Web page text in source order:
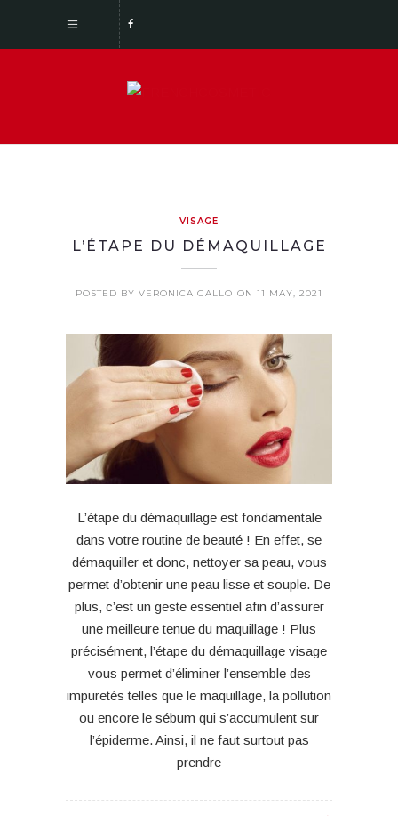
VISAGE
L’ÉTAPE DU DÉMAQUILLAGE
POSTED BY VERONICA GALLO ON 11 MAY, 2021
L’étape du démaquillage est fondamentale
dans votre routine de beauté ! En effet, se
démaquiller et donc, nettoyer sa peau, vous
permet d’obtenir une peau lisse et souple. De
plus, c’est un geste essentiel afin d’assurer
une meilleure tenue du maquillage ! Plus
précisément, l’étape du démaquillage visage
vous permet d’éliminer l’ensemble des
impuretés telles que le maquillage, la pollution
ou encore le sébum qui s’accumulent sur
l’épiderme. Ainsi, il ne faut surtout pas
prendre